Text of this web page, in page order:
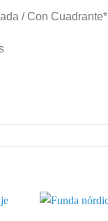
/ Con Cuadrante*